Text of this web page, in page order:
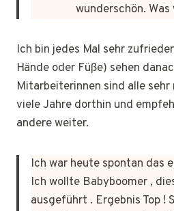
wunderschön. Was
Ich bin jedes Mal sehr
Hände oder Füße) sehen
Mitarbeiterinnen sind alle
viele Jahre dorthin und
andere weiter.
Ich war heute spontan das
Ich wollte Babyboomer ,
ausgeführt . Ergebnis Top !